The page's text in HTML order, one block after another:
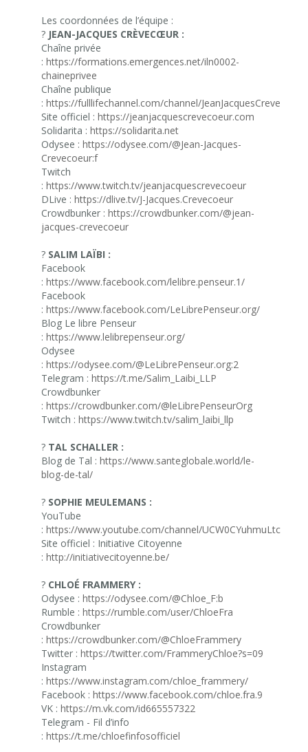
Les coordonnées de l’équipe :
? JEAN-JACQUES CRÈVECŒUR :
Chaîne privée
: https://formations.emergences.net/iln0002-
chaineprivee
Chaîne publique
: https://fulllifechannel.com/channel/JeanJacquesCrevecoeur
Site officiel : https://jeanjacquescrevecoeur.com
Solidarita : https://solidarita.net
Odysee : https://odysee.com/@Jean-Jacques-
Crevecoeur:f
Twitch
: https://www.twitch.tv/jeanjacquescrevecoeur
DLive : https://dlive.tv/J-Jacques.Crevecoeur
Crowdbunker : https://crowdbunker.com/@jean-
jacques-crevecoeur
? SALIM LAÏBI :
Facebook
: https://www.facebook.com/lelibre.penseur.1/
Facebook
: https://www.facebook.com/LeLibrePenseur.org/
Blog Le libre Penseur
: https://www.lelibrepenseur.org/
Odysee
: https://odysee.com/@LeLibrePenseur.org:2
Telegram : https://t.me/Salim_Laibi_LLP
Crowdbunker
: https://crowdbunker.com/@leLibrePenseurOrg
Twitch : https://www.twitch.tv/salim_laibi_llp
? TAL SCHALLER :
Blog de Tal : https://www.santeglobale.world/le-
blog-de-tal/
? SOPHIE MEULEMANS :
YouTube
: https://www.youtube.com/channel/
Site officiel : Initiative Citoyenne
: http://initiativecitoyenne.be/
? CHLOÉ FRAMMERY :
Odysee : https://odysee.com/@Chloe_F:b
Rumble : https://rumble.com/user/ChloeFra
Crowdbunker
: https://crowdbunker.com/@ChloeFrammery
Twitter : https://twitter.com/FrammeryChloe?s=09
Instagram
: https://www.instagram.com/chloe_frammery/
Facebook : https://www.facebook.com/chloe.fra.9
VK : https://m.vk.com/id665557322
Telegram - Fil d’info
: https://t.me/chloefinfosofficiel